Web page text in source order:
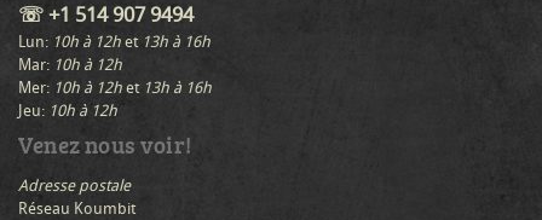
☏ +1 514 907 9494
Lun: 10h à 12h et 13h à 16h
Mar: 10h à 12h
Mer: 10h à 12h et 13h à 16h
Jeu: 10h à 12h
Venez nous voir!
Adresse postale
Réseau Koumbit